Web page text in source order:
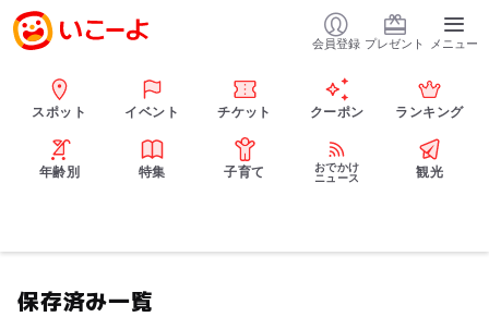
会員登録 プレゼント メニュー
スポット イベント チケット クーポン ランキング
年齢別 特集 子育て
おでかけ
ニュース
観光
保存済み一覧